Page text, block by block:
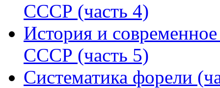
СССР (часть 4)
История и современное
СССР (часть 5)
Систематика форели